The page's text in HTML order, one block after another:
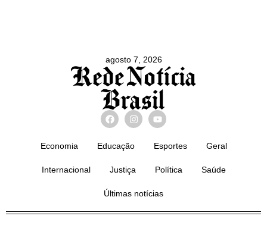
agosto 7, 2026
Economia Educação Esportes Geral
Internacional Justiça Política Saúde
Últimas notícias